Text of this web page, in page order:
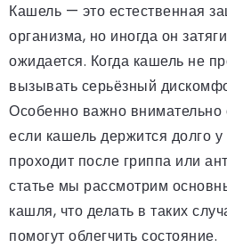
Кашель — это естественная
организма, но иногда он
ожидается. Когда кашель не
вызывать серьёзный
Особенно важно внимательно
если кашель держится долго
проходит после гриппа или
статье мы рассмотрим
кашля, что делать в таких
помогут облегчить состояние.